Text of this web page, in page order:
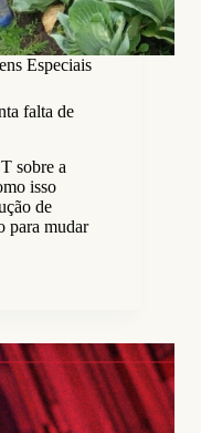
Especiais
falta de
sobre a
isso
de
para mudar